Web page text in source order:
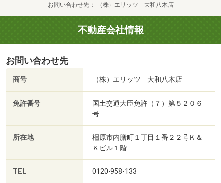
お問い合わせ先 （株）エリッツ 大和八木店
不動産会社情報
お問い合わせ先
商号 （株）エリッツ 大和八木店
免許番号
国土交通大臣免許（７）第５２０６
号
所在地
橿原市内膳町１丁目１番２２号Ｋ＆
Ｋビル１階
TEL 0120-958-133